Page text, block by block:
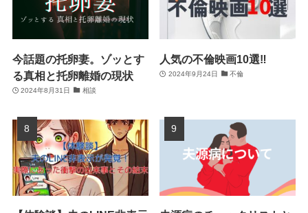
今話題の托卵妻。ゾッとす
る真相と托卵離婚の現状
2024年8月31日 相談
人気の不倫映画10選‼
2024年9月24日 不倫